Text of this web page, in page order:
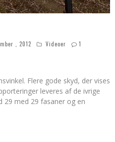
, 2012 Videoer
1
Flere gode skyd, der vises
leveres af de ivrige
29 med 29 fasaner og en